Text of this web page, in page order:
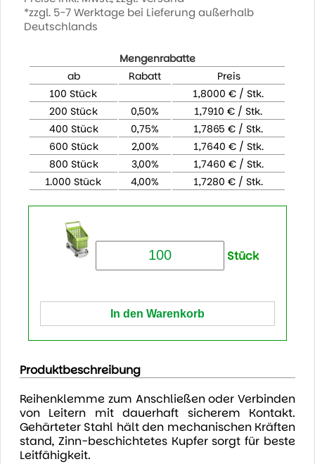
*zzgl. 5-7 Werktage bei Lieferung außerhalb
Deutschlands
Mengenrabatte
ab
Rabatt
Preis
100 Stück
1,8000 € / Stk.
200 Stück
0,50%
1,7910 € / Stk.
400 Stück
0,75%
1,7865 € / Stk.
600 Stück
2,00%
1,7640 € / Stk.
800 Stück
3,00%
1,7460 € / Stk.
1.000 Stück
4,00% 1,7280 € / Stk.
Stück
Produktbeschreibung
Reihenklemme zum Anschließen oder Verbinden
von Leitern mit dauerhaft sicherem Kontakt.
Gehärteter Stahl hält den mechanischen Kräften
stand, Zinn-beschichtetes Kupfer sorgt für beste
Leitfähigkeit.